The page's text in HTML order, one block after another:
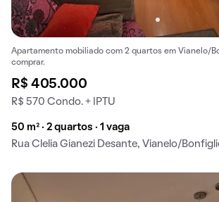
Apartamento mobiliado com 2 quartos em Vianelo/
comprar.
R$ 405.000
R$ 570 Condo. + IPTU
50 m² · 2 quartos · 1 vaga
Rua Clelia Gianezi Desante, Vianelo/